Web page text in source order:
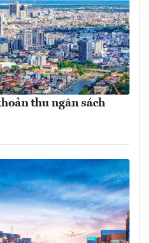
thu ngân sách